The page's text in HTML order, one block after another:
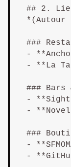
## 2.
*(Autour
###
-
- **La
###
-
-
###
-
-